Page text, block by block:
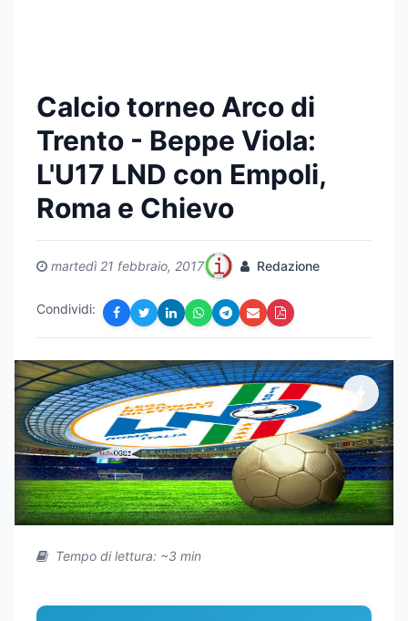
Calcio torneo Arco di
Trento - Beppe Viola:
L'U17 LND con Empoli,
Roma e Chievo
martedì 21 febbraio, 2017 Redazione
Condividi:
Tempo di lettura: ~3 min